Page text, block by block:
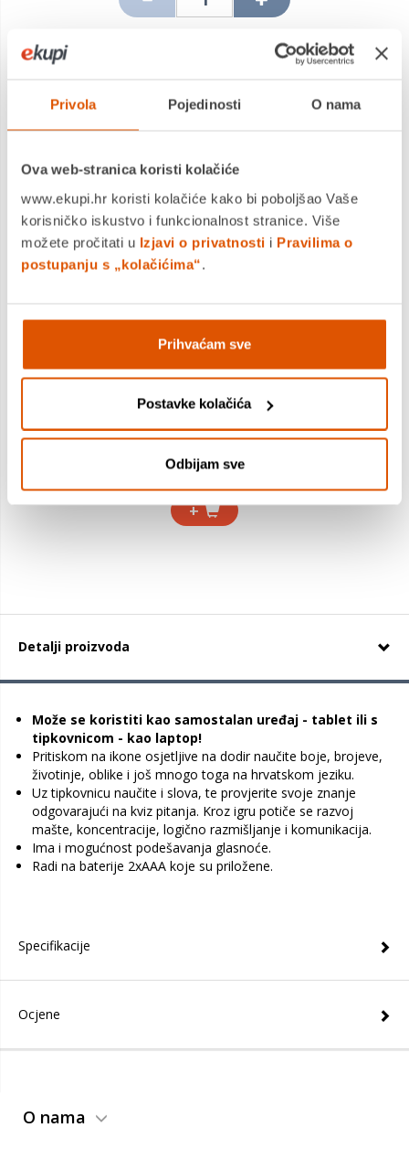
Privola Pojedinosti O nama
Ova web-stranica koristi kolačiće
www.ekupi.hr koristi kolačiće kako bi poboljšao Vaše
korisničko iskustvo i funkcionalnost stranice. Više
možete pročitati u Izjavi o privatnosti i Pravilima o
postupanju s „kolačićima“.
Prihvaćam sve
Postavke kolačića
Odbijam sve
DODAJTE U KOŠARICU
KUPITE ODMAH
MOGLO BI VAS ZANIMATI I OVO
Infinifun zabavni pametni telefon
16,99 €
+
Detalji proizvoda
Može se koristiti kao samostalan uređaj - tablet ili s
tipkovnicom - kao laptop!
Pritiskom na ikone osjetljive na dodir naučite boje, brojeve,
životinje, oblike i još mnogo toga na hrvatskom jeziku.
Uz tipkovnicu naučite i slova, te provjerite svoje znanje
odgovarajući na kviz pitanja. Kroz igru potiče se razvoj
mašte, koncentracije, logično razmišljanje i komunikacija.
Ima i mogućnost podešavanja glasnoće.
Radi na baterije 2xAAA koje su priložene.
Specifikacije
Ocjene
O nama